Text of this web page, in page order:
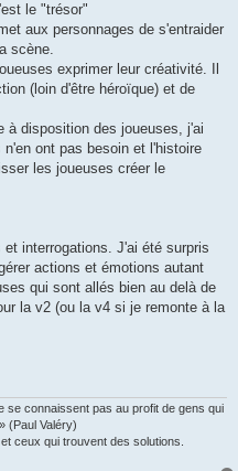
le "trésor"
aux personnages de s'entraider
scène.
exprimer leur créativité. Il
(loin d'être héroïque) et de
disposition des joueuses, j'ai
ont pas besoin et l'histoire
les joueuses créer le
interrogations. J'ai été surpris
actions et émotions autant
qui sont allés bien au delà de
la v2 (ou la v4 si je remonte à la
se connaissent pas au profit de gens qui
(Paul Valéry)
ceux qui trouvent des solutions.